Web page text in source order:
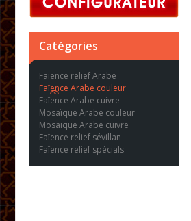
Catégories
Faïence relief Arabe
Faïence Arabe couleur
Faïence Arabe cuivre
Mosaïque Arabe couleur
Mosaïque Arabe cuivre
Faïence relief sévillan
Faïence relief spécials